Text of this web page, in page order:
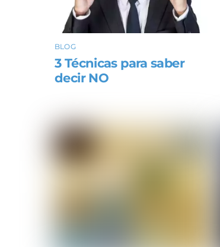
BLOG
3 Técnicas para saber
decir NO